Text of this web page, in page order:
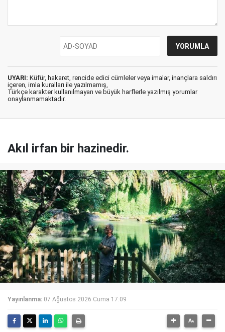
UYARI: Küfür, hakaret, rencide edici cümleler veya imalar, inançlara saldırı
içeren, imla kuralları ile yazılmamış,
Türkçe karakter kullanılmayan ve büyük harflerle yazılmış yorumlar
onaylanmamaktadır.
Akıl irfan bir hazinedir.
Yayınlanma: 07 Ağustos 2026 Cuma 17:09